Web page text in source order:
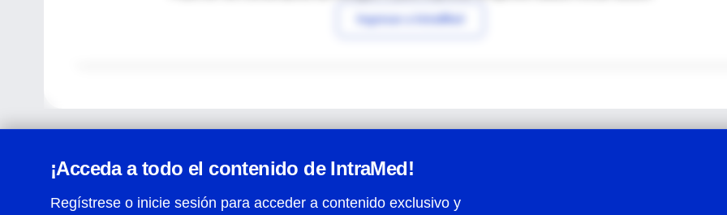
Ingresar a IntraMed
¡Acceda a todo el contenido de IntraMed!
Regístrese o inicie sesión para acceder a contenido exclusivo y